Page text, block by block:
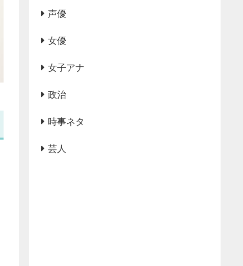
声優
女優
女子アナ
政治
時事ネタ
芸人